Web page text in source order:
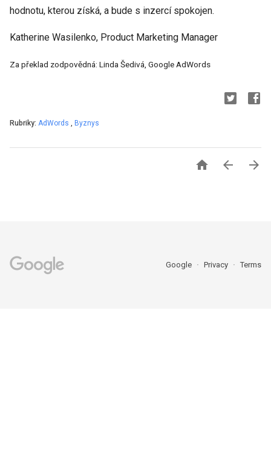
hodnotu, kterou získá, a bude s inzercí spokojen.
Katherine Wasilenko, Product Marketing Manager
Za překlad zodpovědná: Linda Šedivá, Google AdWords
Rubriky: AdWords , Byznys
  
Google Privacy Terms